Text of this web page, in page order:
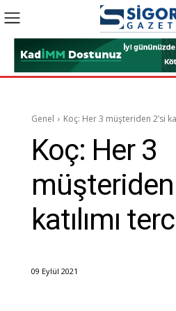
Genel Koç: Her 3 müşteriden 2’si
Koç: Her 3
müşteriden
katılımı
09 Eylül 2021